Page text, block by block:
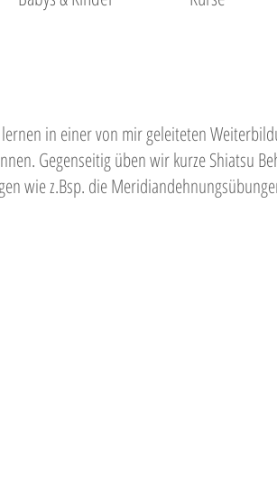
in einer von mir geleiteten
Gegenseitig üben wir kurze Shiatsu
wie z.Bsp. die